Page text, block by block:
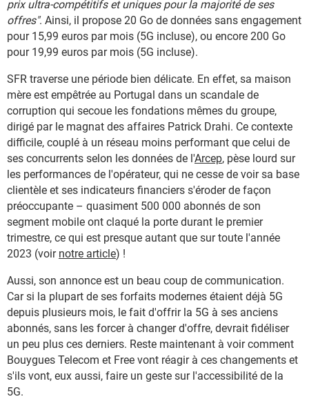
prix ultra-compétitifs et uniques pour la majorité de ses
offres". Ainsi, il propose 20 Go de données sans engagement
pour 15,99 euros par mois (5G incluse), ou encore 200 Go
pour 19,99 euros par mois (5G incluse).
SFR traverse une période bien délicate. En effet, sa maison
mère est empêtrée au Portugal dans un scandale de
corruption qui secoue les fondations mêmes du groupe,
dirigé par le magnat des affaires Patrick Drahi. Ce contexte
difficile, couplé à un réseau moins performant que celui de
ses concurrents selon les données de l'Arcep, pèse lourd sur
les performances de l'opérateur, qui ne cesse de voir sa base
clientèle et ses indicateurs financiers s'éroder de façon
préoccupante – quasiment 500 000 abonnés de son
segment mobile ont claqué la porte durant le premier
trimestre, ce qui est presque autant que sur toute l'année
2023 (voir notre article) !
Aussi, son annonce est un beau coup de communication.
Car si la plupart de ses forfaits modernes étaient déjà 5G
depuis plusieurs mois, le fait d'offrir la 5G à ses anciens
abonnés, sans les forcer à changer d'offre, devrait fidéliser
un peu plus ces derniers. Reste maintenant à voir comment
Bouygues Telecom et Free vont réagir à ces changements et
s'ils vont, eux aussi, faire un geste sur l'accessibilité de la
5G.